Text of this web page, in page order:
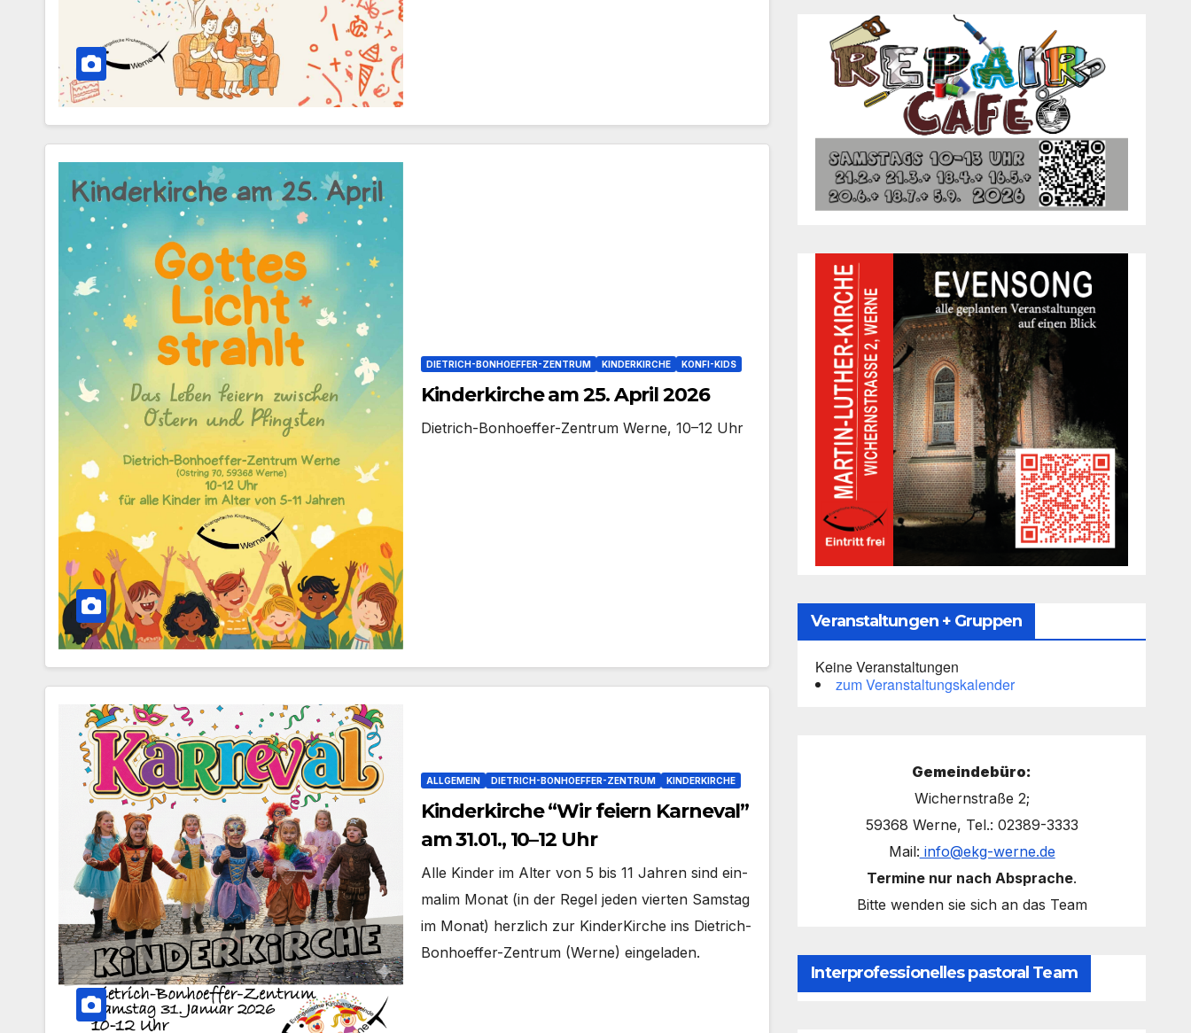
DIETRICH-BONHOEFFER-ZENTRUM KINDERKIRCHE KONFI-KIDS
Kinderkirche am 25. April 2026
Dietrich-Bonhoeffer-Zentrum Wer­ne, 10–12 Uhr
ALLGEMEIN DIETRICH-BONHOEFFER-ZENTRUM KINDERKIRCHE
Kinderkirche “Wir feiern Karneval”
am 31.01., 10–12 Uhr
Alle Kin­der im Alter von 5 bis 11 Jah­ren sind ein­
malim Monat (in der Regel jeden vier­ten Sams­tag
im Monat) herz­lich zur Kin­der­Kir­che ins Dietrich-
Bonhoeffer-Zentrum (Wer­ne) ein­ge­la­den.
Veranstaltungen + Gruppen
Keine Veranstaltungen
zum Veranstaltungskalender
Gemeindebüro:
Wichernstraße 2;
59368 Werne, Tel.: 02389-3333
Mail: info@ekg-werne.de
Termine nur nach Absprache.
Bitte wenden sie sich an das Team
Interprofessionelles pastoral Team